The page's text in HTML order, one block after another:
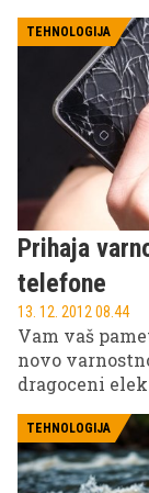
TEHNOLOGIJA
Prihaja
telefone
13. 12. 2012 08.44
Vam vaš
novo
dragoceni
TEHNOLOGIJA